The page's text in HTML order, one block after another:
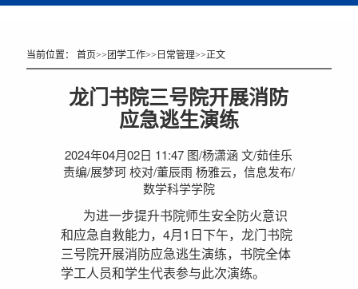
当前位置：首页>> 团学工作>> 日常管理>>正文
龙门书院三号院开展消防
应急逃生演练
2024年04月02日 11:47 图/杨潇涵 文/茹佳乐
责编/展梦珂 校对/董辰雨 杨雅云，信息发布/
数学科学学院
为进一步提升书院师生安全防火意识
和应急自救能力，4月1日下午，龙门书院
三号院开展消防应急逃生演练，书院全体
学工人员和学生代表参与此次演练。